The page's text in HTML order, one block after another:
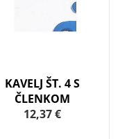
KAVELJ ŠT. 4 S
ČLENKOM
12,37 €